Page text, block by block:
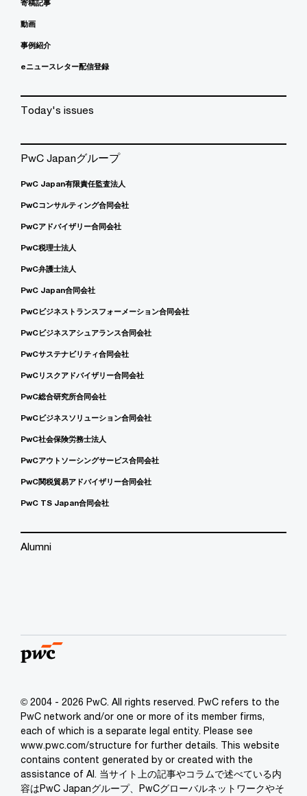
寄稿記事
動画
事例紹介
eニュースレター配信登録
Today's issues
PwC Japanグループ
PwC Japan有限責任監査法人
PwCコンサルティング合同会社
PwCアドバイザリー合同会社
PwC税理士法人
PwC弁護士法人
PwC Japan合同会社
PwCビジネストランスフォーメーション合同会社
PwCビジネスアシュアランス合同会社
PwCサステナビリティ合同会社
PwCリスクアドバイザリー合同会社
PwC総合研究所合同会社
PwCビジネスソリューション合同会社
PwC社会保険労務士法人
PwCアウトソーシングサービス合同会社
PwC関税貿易アドバイザリー合同会社
PwC TS Japan合同会社
Alumni
© 2004 - 2026 PwC. All rights reserved. PwC refers to the
PwC network and/or one or more of its member firms,
each of which is a separate legal entity. Please see
www.pwc.com/structure for further details. This website
contains content generated by or created with the
assistance of AI. 当サイト上の記事やコラムで述べている内
容はPwC Japanグループ、PwCグローバルネットワークやそ